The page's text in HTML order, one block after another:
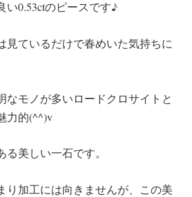
い0.53ctのピースです♪
見ているだけで春めいた気持ちに
なモノが多いロードクロサイトと
力的(^^)v
美しい一石です。
り加工には向きませんが、この美